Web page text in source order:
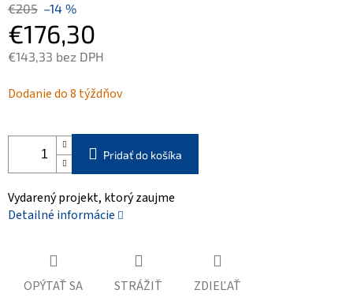
€205 –14 %
€176,30
€143,33 bez DPH
cena:
Dodanie do 8 týždňov
Pridať do košíka
Vydarený projekt, ktorý zaujme
Detailné informácie
OPÝTAŤ SA STRÁŽIŤ ZDIEĽAŤ